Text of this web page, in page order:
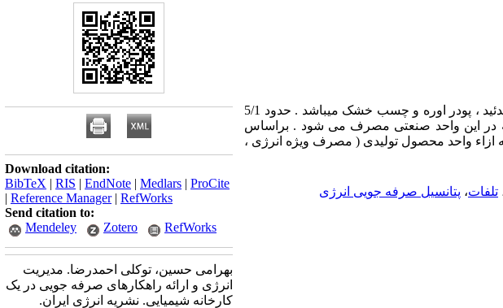
محصولات شیمیایی این کارخانه شامل فرمالین ، چسب صنعتی ، پودر ملامین فرمالدئید ، پودر اوره و چسب خشک میباشد . حدود 5/1
مکعب گاز طبیعی سالانه در این واحد صنعتی مصرف می شود . براساس
واحد محصول تولیدی ( مصرف ویژه انرژی ،
تلفات، پتانسیل صرفه جویی انرژی
Download citation:
BibTeX | RIS | EndNote | Medlars | ProCite
| Reference Manager| RefWorks
Send citation to:
Mendeley
Zotero RefWorks
بهرامی حسین، توکلی احمدرضا. مدیریت
انرژی و ارائه راهکارهای صرفه جویی در یک
کارخانه شیمیایی. نشریه انرژی ایران.